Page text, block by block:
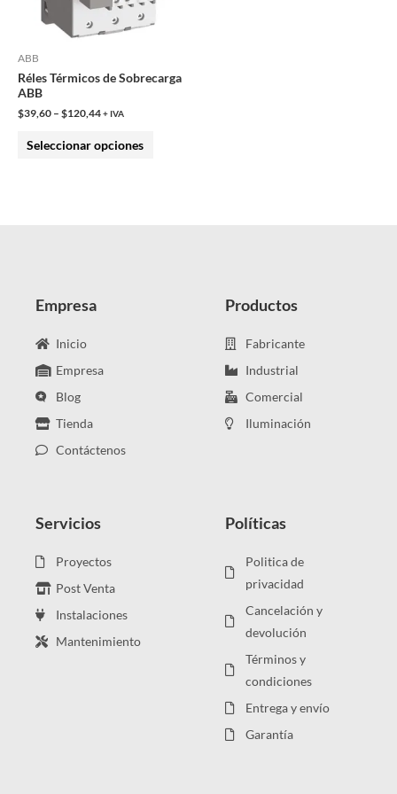
ABB
Réles Térmicos de Sobrecarga
ABB
$39,60 – $120,44+ IVA
Seleccionar opciones
elegir
Empresa
Inicio
Empresa
Blog
Tienda
Contáctenos
Productos
Fabricante
Industrial
Comercial
Iluminación
Servicios
Proyectos
Post Venta
Instalaciones
Mantenimiento
Políticas
Politica de
privacidad
Cancelación y
devolución
Términos y
condiciones
Entrega y envío
Garantía